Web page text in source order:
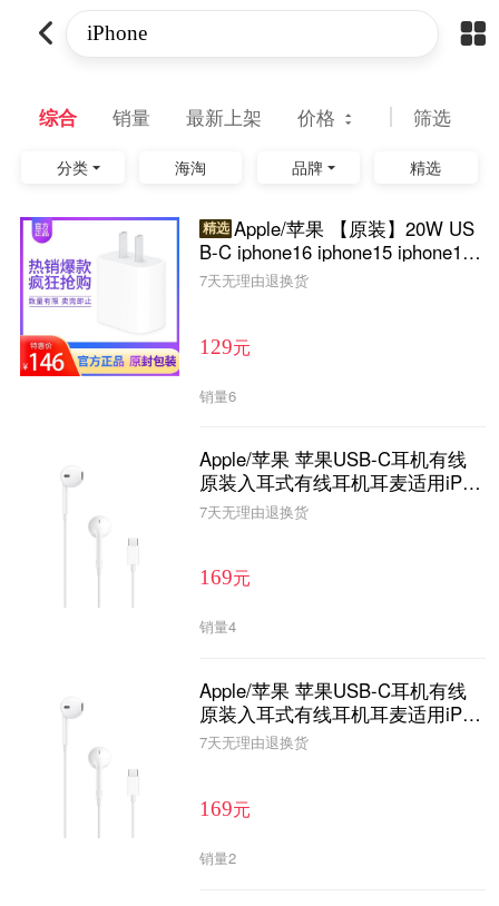
综合 销量 最新上架 价格 筛选
分类 海淘 品牌 精选
精选 Apple/苹果 【原装】20W US
B-C iphone16 iphone15 iphone14
充电器 苹果手机充电器
7天无理由退换货
129元
销量6
Apple/苹果 苹果USB-C耳机有线
原装入耳式有线耳机耳麦适用iPho
ne15 Pro Max手机 苹果USB-C接
7天无理由退换货
169元
销量4
Apple/苹果 苹果USB-C耳机有线
原装入耳式有线耳机耳麦适用iPho
ne15 Pro Max手机 苹果USB-C接
7天无理由退换货
169元
销量2